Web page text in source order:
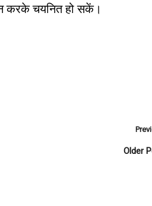
करके चयनित हो सकें।
Older